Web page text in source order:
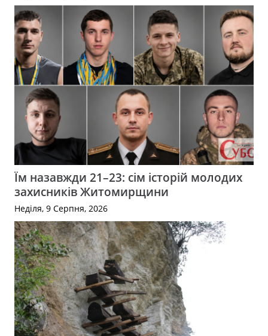
Їм назавжди 21–23: сім історій молодих
захисників Житомирщини
Неділя, 9 Серпня, 2026